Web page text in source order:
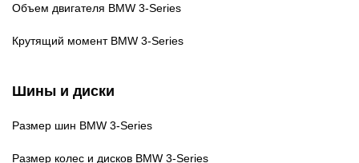
Объем двигателя BMW 3-Series
Крутящий момент BMW 3-Series
Шины и диски
Размер шин BMW 3-Series
Размер колес и дисков BMW 3-Series